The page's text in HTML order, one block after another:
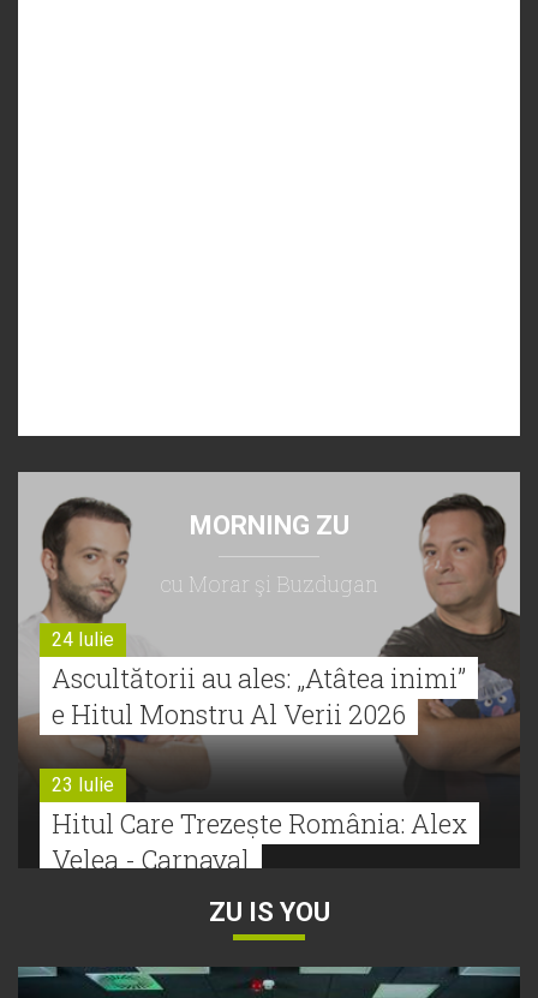
MORNING ZU
cu Morar şi Buzdugan
24 Iulie
Ascultătorii au ales: „Atâtea inimi”
e Hitul Monstru Al Verii 2026
23 Iulie
Hitul Care Trezește România: Alex
Velea - Carnaval
Bătălie strânsă la Hitul Monstru Al
ZU IS YOU